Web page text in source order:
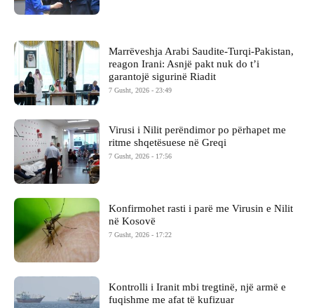
Marrëveshja Arabi Saudite-Turqi-Pakistan,
reagon Irani: Asnjë pakt nuk do t’i
garantojë sigurinë Riadit
7 Gusht, 2026 - 23:49
Virusi i Nilit perëndimor po përhapet me
ritme shqetësuese në Greqi
7 Gusht, 2026 - 17:56
Konfirmohet rasti i parë me Virusin e Nilit
në Kosovë
7 Gusht, 2026 - 17:22
Kontrolli i Iranit mbi tregtinë, një armë e
fuqishme me afat të kufizuar